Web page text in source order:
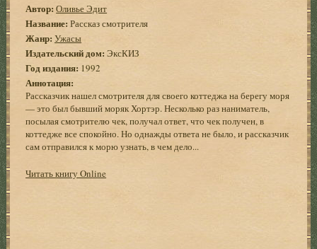
Автор: Оливье Эдит
Название: Рассказ смотрителя
Жанр: Ужасы
Издательский дом: ЭксКИЗ
Год издания: 1992
Аннотация:
Рассказчик нашел смотрителя для своего коттеджа на берегу моря
— это был бывший моряк Хортэр. Несколько раз наниматель,
посылая смотрителю чек, получал ответ, что чек получен, в
коттедже все спокойно. Но однажды ответа не было, и рассказчик
сам отправился к морю узнать, в чем дело...
Читать книгу Online